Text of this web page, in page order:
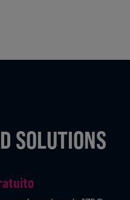
SOLUTIONS